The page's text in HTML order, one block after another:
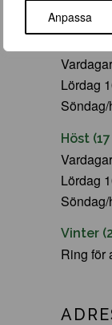
Anpassa
Lördag
Höst
Lördag
Vinter
Ring för